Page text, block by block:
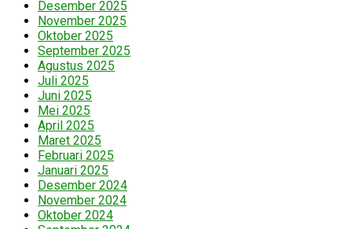
Desember 2025
November 2025
Oktober 2025
September 2025
Agustus 2025
Juli 2025
Juni 2025
Mei 2025
April 2025
Maret 2025
Februari 2025
Januari 2025
Desember 2024
November 2024
Oktober 2024